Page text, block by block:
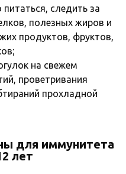
следить за
полезных жиров и
продуктов, фруктов,
на свежем
проветривания
прохладной
для иммунитета
лет